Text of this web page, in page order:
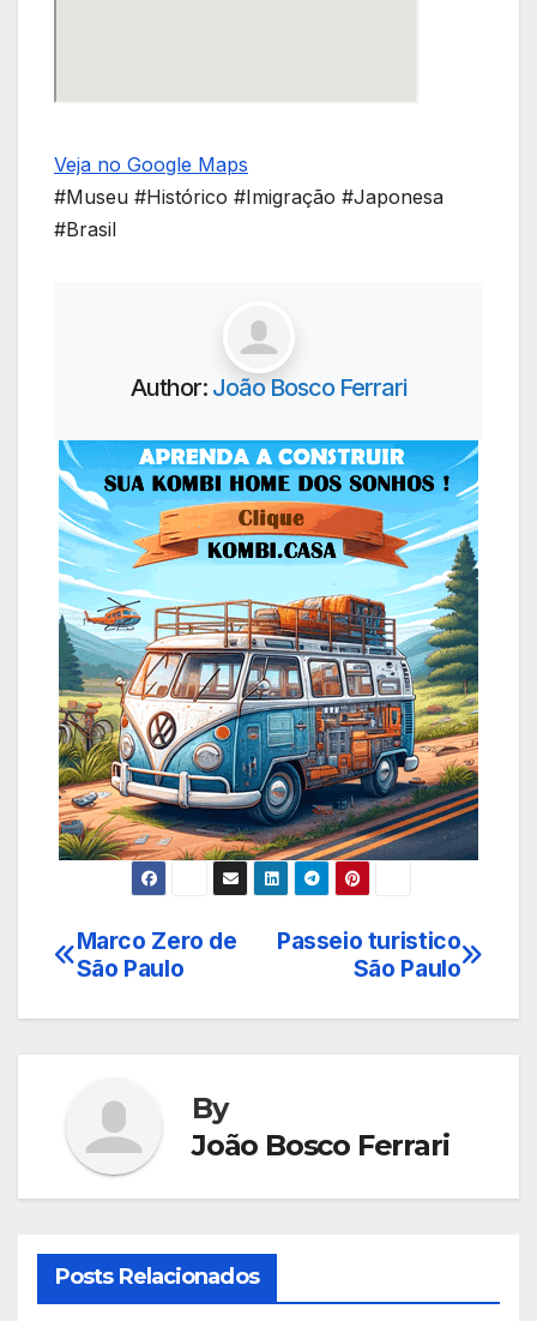
Veja no Google Maps
#Museu #Histórico #Imigração #Japonesa
#Brasil
Author: João Bosco Ferrari
Navegação
Passeio turistico
São Paulo
Marco Zero de
São Paulo
By
João Bosco Ferrari
Posts Relacionados